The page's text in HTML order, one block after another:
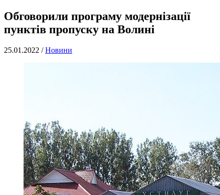
Обговорили програму модернізації
пунктів пропуску на Волині
25.01.2022 /Новини